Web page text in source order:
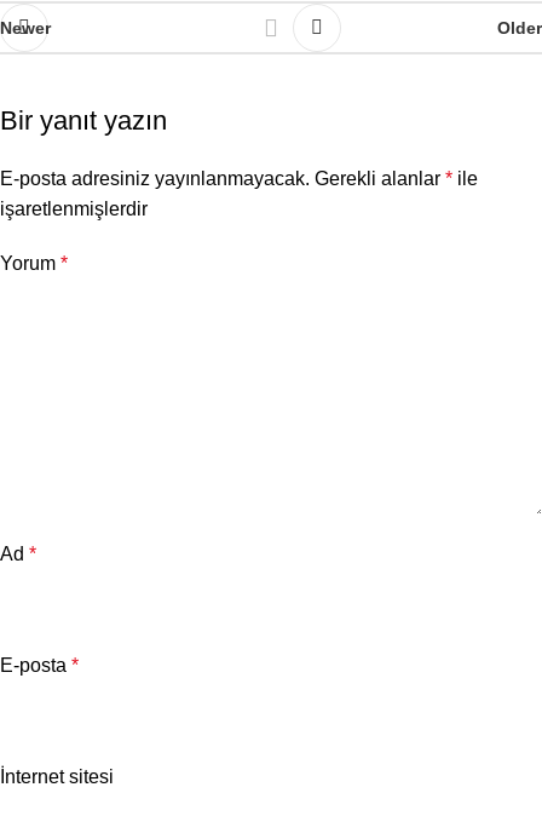
Newer Older
Bir yanıt yazın
E-posta adresiniz yayınlanmayacak. Gerekli alanlar * ile
işaretlenmişlerdir
Yorum *
Ad *
E-posta *
İnternet sitesi